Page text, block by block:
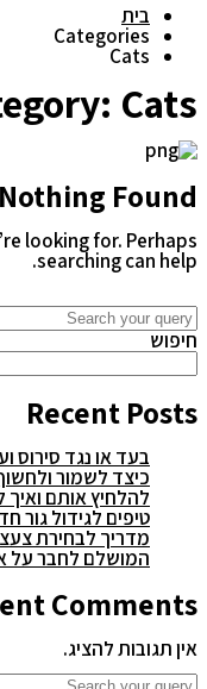
בית
Categories
Cats
Cats
Nothing Found
looking for. Perhaps
searching can help.
חיפוש
Recent Posts
בעד או נגד סירוס
כיצד לשמור
להלחיץ אותם ואיך
טיפים לגידול גור
מדריך לבחירת
המושלם לחבר על
Comments
אין תגובות להציג.